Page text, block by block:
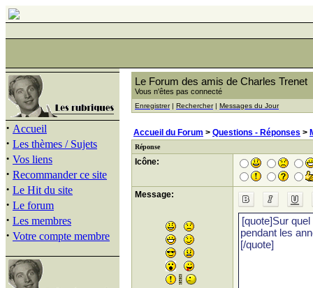
· Accueil
· Les thèmes / Sujets
· Vos liens
· Recommander ce site
· Le Hit du site
· Le forum
· Les membres
· Votre compte membre
Le Forum des amis de Charles Trenet
Vous n'êtes pas connecté
Enregistrer| Rechercher| Messages du Jour
Accueil du Forum > Questions - Réponses >
Réponse
Icône:
Message: